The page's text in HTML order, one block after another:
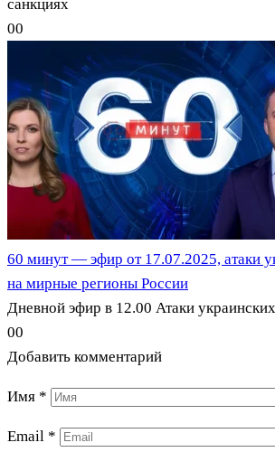
санкциях
00
60 минут — эфир от 17.07.2025, атаки
на мирные регионы России
Дневной эфир в 12.00 Атаки
00
Добавить комментарий
Имя *
Email *